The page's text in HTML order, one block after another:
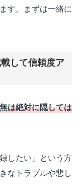
す。まずは一緒に
して信頼度ア
は絶対に隠しては
したい」という方
なトラブルや悲し